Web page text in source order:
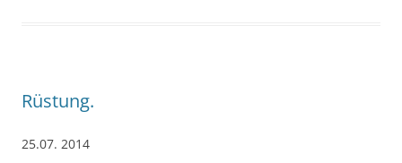
Rüstung.
25.07. 2014